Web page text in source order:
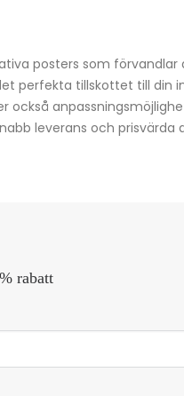
posters som förvandlar
perfekta tillskottet till din
också
leverans och
rabatt